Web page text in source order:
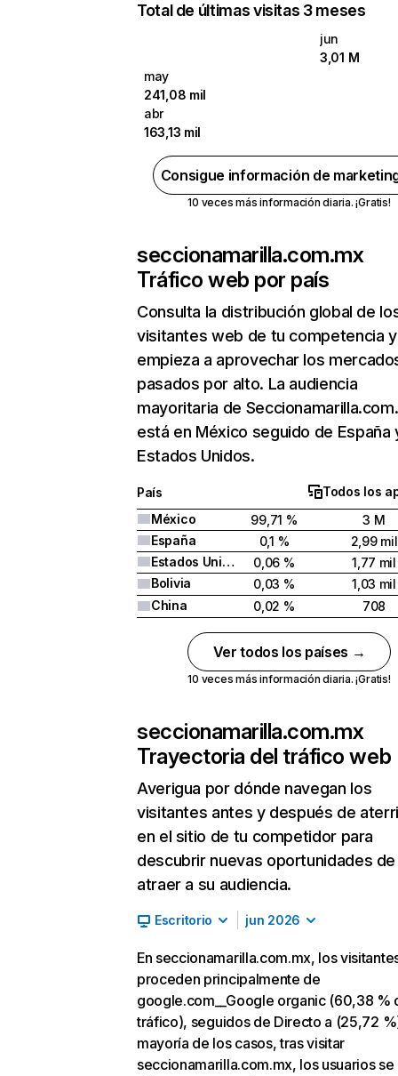
Total de últimas visitas 3 meses
jun
3,01 M
may
241,08 mil
abr
163,13 mil
Consigue información de
10 veces más información diaria. ¡Gratis!
seccionamarilla.com.mx
Tráfico web por país
Consulta la distribución global de
visitantes web de tu competencia y
empieza a aprovechar los
pasados por alto. La audiencia
mayoritaria de
está en México seguido de España
Estados Unidos.
País
Todos los
México
99,71 %
3 M
España
0,1 %
2,99 mil
Estados Unidos
0,06 %
1,77 mil
Bolivia
0,03 %
1,03 mil
China
0,02 % 708
Ver todos los países →
10 veces más información diaria. ¡Gratis!
seccionamarilla.com.mx
Trayectoria del tráfico web
Averigua por dónde navegan los
visitantes antes y después de
en el sitio de tu competidor para
descubrir nuevas oportunidades de
atraer a su audiencia.
Escritorio jun 2026
En seccionamarilla.com.mx, los
proceden principalmente de
google.com__Google organic (60,38 %
tráfico), seguidos de Directo a (25,72
mayoría de los casos, tras visitar
seccionamarilla.com.mx, los usuarios se